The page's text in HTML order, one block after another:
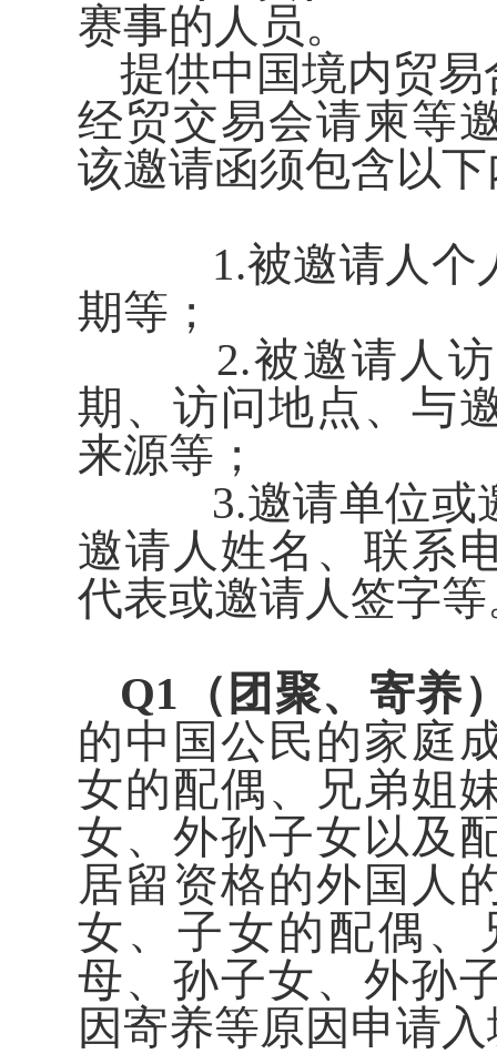
赛事的人员。
提供中国境内贸
经贸交易会请柬等
该邀请函须包含以
1.被邀请人个
期等；
2.被邀请人访
期、访问地点、与
来源等；
3.邀请单位或
邀请人姓名、联系
代表或邀请人签字
Q1（团聚、寄养
的中国公民的家庭
女的配偶、兄弟姐
女、外孙子女以及
居留资格的外国人
女、子女的配偶、
母、孙子女、外孙
因寄养等原因申请